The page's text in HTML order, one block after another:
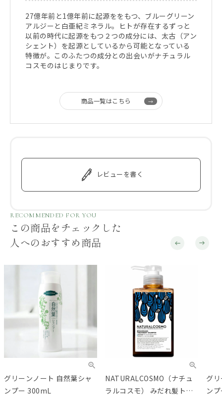
27億年前と1億年前に起源ををもつ、ブルーグリーン
アルジーと白亜紀ミネラル。ヒトが存在するずっと
以前の時代に起源をもつ２つの成分には、太古（アン
シェント）を起源としているから可能となっている
特徴が。このふたつの成分との出会いがナチュラル
コスモのはじまりです。
商品一覧はこちら
レビューを書く
RECOMMENDED FOR YOU
この商品をチェックした
人へのおすすめ商品
グリーンノート 自然葉シャ
ンプー 300mL
NATURALCOSMO（ナチュ
ラルコスモ） みだれ髪トリ
グ
ン